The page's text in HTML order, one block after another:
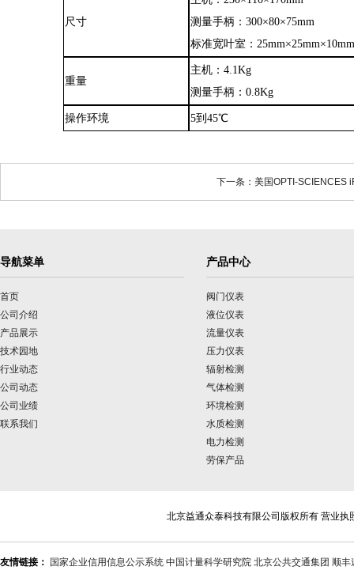
尺寸
测量手柄 ：300×80×75mm
标准宽叶室：
重量
主机 ：4.1Kg
测量手柄 ：0.8Kg
操作环境 5到45℃
下一条：美国OPTI-SCIENCES
导航菜单
首页
公司介绍
产品展示
技术园地
行业动态
公司动态
公司业绩
联系我们
产品中心
阀门仪表
液位仪表
流量仪表
压力仪表
辐射检测
气体检测
环境检测
水质检测
电力检测
劳保产品
北京益通众泰科技有限公司版权所有 营业执
友情链接： 国家企业信用信息公示系统 中国计量科学研究院 北京公共交通集团 顺丰